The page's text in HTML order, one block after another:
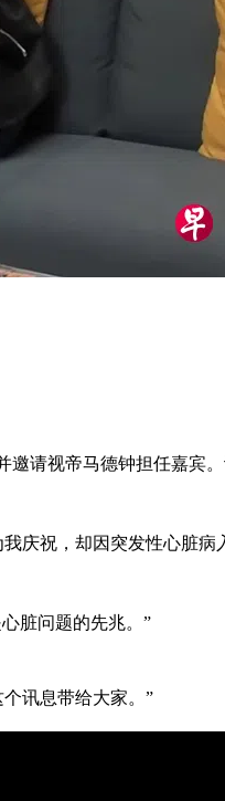
邀请视帝马德钟担任嘉宾
庆祝，却因突发性心脏
脏问题的先兆。”
讯息带给大家。”